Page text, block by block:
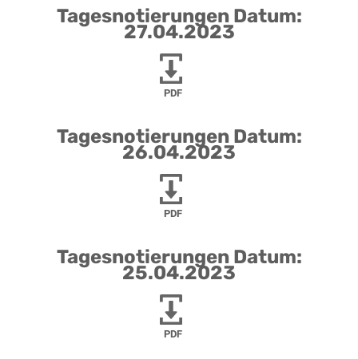
Tagesnotierungen Datum:
27.04.2023
PDF
Tagesnotierungen Datum:
26.04.2023
PDF
Tagesnotierungen Datum:
25.04.2023
PDF